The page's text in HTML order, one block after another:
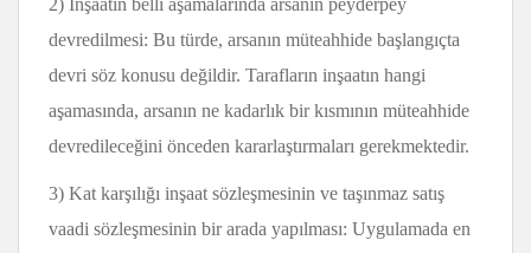
2) İnşaatın belli aşamalarında arsanın peyderpey
devredilmesi: Bu türde, arsanın müteahhide başlangıçta
devri söz konusu değildir. Tarafların inşaatın hangi
aşamasında, arsanın ne kadarlık bir kısmının müteahhide
devredileceğini önceden kararlaştırmaları gerekmektedir.
3) Kat karşılığı inşaat sözleşmesinin ve taşınmaz satış
vaadi sözleşmesinin bir arada yapılması: Uygulamada en